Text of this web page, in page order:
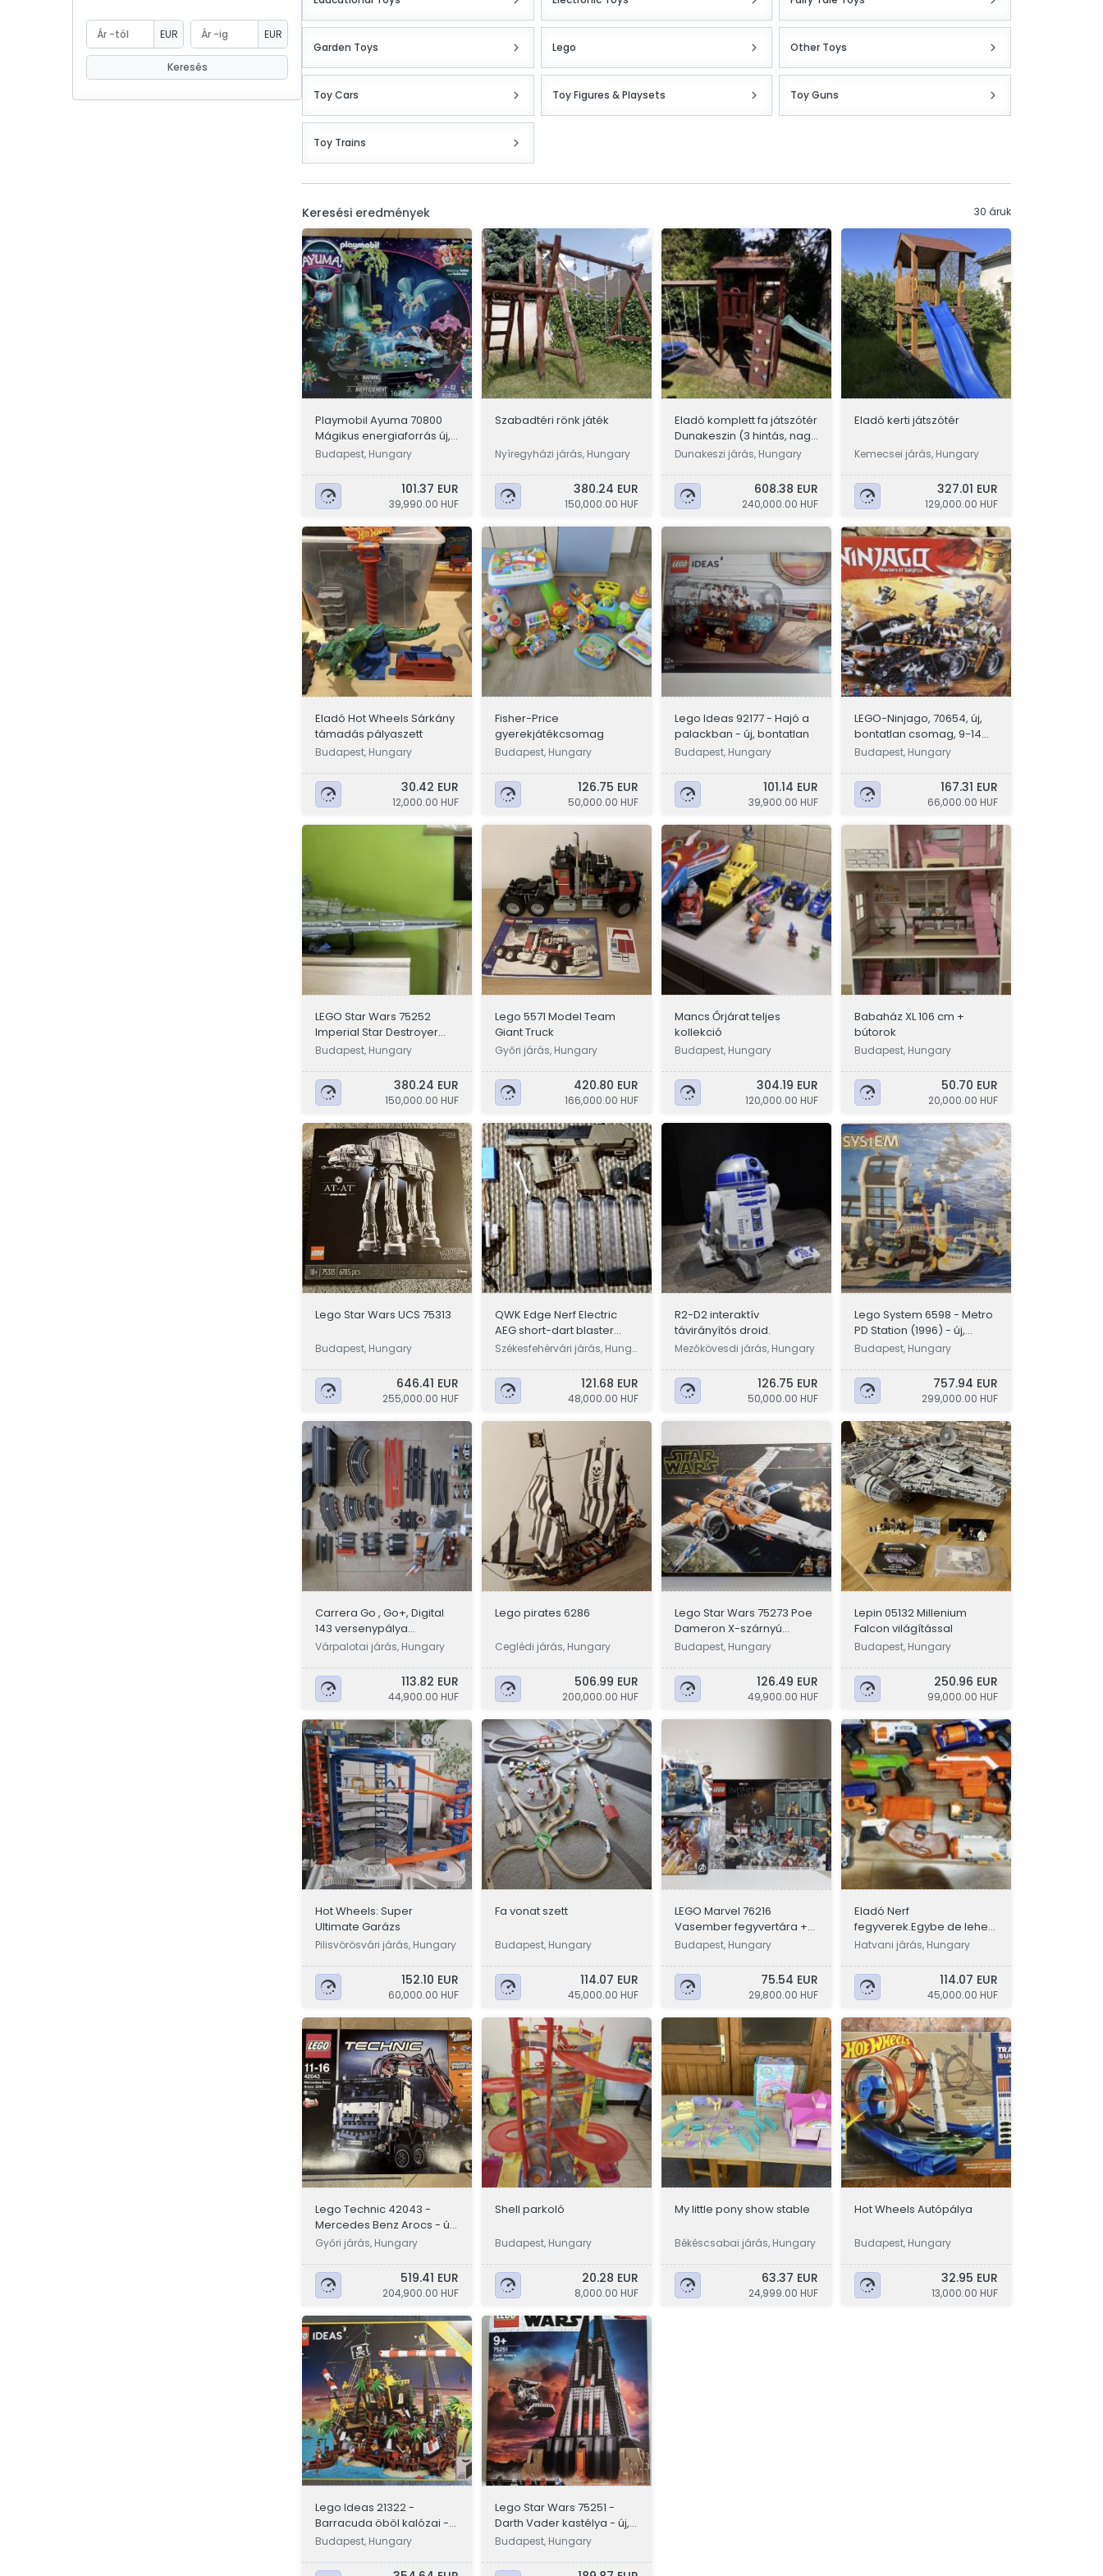
EUR EUR
Keresés
Garden Toys Lego Other Toys
Toy Cars Toy Figures & Playsets Toy Guns
Toy Trains
Keresési eredmények 30 áruk
Playmobil Ayuma 70800
Mágikus energiaforrás új,
bontatlan
Budapest, Hungary
101.37 EUR
39,990.00 HUF
Szabadtéri rönk játék
Nyíregyházi járás, Hungary
380.24 EUR
150,000.00 HUF
Eladó komplett fa játszótér
Dunakeszin (3 hintás, nagy
csúszdás)
Dunakeszi járás, Hungary
608.38 EUR
240,000.00 HUF
Eladó kerti játszótér
Kemecsei járás, Hungary
327.01 EUR
129,000.00 HUF
Eladó Hot Wheels Sárkány
támadás pályaszett
Budapest, Hungary
30.42 EUR
12,000.00 HUF
Fisher-Price
gyerekjátékcsomag
Budapest, Hungary
126.75 EUR
50,000.00 HUF
Lego Ideas 92177 - Hajó a
palackban - új, bontatlan
Budapest, Hungary
101.14 EUR
39,900.00 HUF
LEGO-Ninjago, 70654, új,
bontatlan csomag, 9-14
éveseknek
Budapest, Hungary
167.31 EUR
66,000.00 HUF
LEGO Star Wars 75252
Imperial Star Destroyer
UCS szett
Budapest, Hungary
380.24 EUR
150,000.00 HUF
Lego 5571 Model Team
Giant Truck
Győri járás, Hungary
420.80 EUR
166,000.00 HUF
Mancs Őrjárat teljes
kollekció
Budapest, Hungary
304.19 EUR
120,000.00 HUF
Babaház XL 106 cm +
bútorok
Budapest, Hungary
50.70 EUR
20,000.00 HUF
Lego Star Wars UCS 75313
Budapest, Hungary
646.41 EUR
255,000.00 HUF
QWK Edge Nerf Electric
AEG short-dart blaster
szivacslövő játékpuska
Székesfehérvári járás, Hung
121.68 EUR
48,000.00 HUF
R2-D2 interaktív
távirányítós droid.
Mezőkövesdi járás, Hungary
126.75 EUR
50,000.00 HUF
Lego System 6598 - Metro
PD Station (1996) - új,
bontatlan
Budapest, Hungary
757.94 EUR
299,000.00 HUF
Carrera Go , Go+, Digital
143 versenypálya
autóverseny slot car
Várpalotai járás, Hungary
113.82 EUR
44,900.00 HUF
Lego pirates 6286
Ceglédi járás, Hungary
506.99 EUR
200,000.00 HUF
Lego Star Wars 75273 Poe
Dameron X-szárnyú
vadászgépe - új,
Budapest, Hungary
126.49 EUR
49,900.00 HUF
Lepin 05132 Millenium
Falcon világítással
Budapest, Hungary
250.96 EUR
99,000.00 HUF
Hot Wheels: Super
Ultimate Garázs
Pilisvörösvári járás, Hungary
152.10 EUR
60,000.00 HUF
Fa vonat szett
Budapest, Hungary
114.07 EUR
45,000.00 HUF
LEGO Marvel 76216
Vasember fegyvertára +
76203 + 30452 Bontatlan Új
Budapest, Hungary
75.54 EUR
29,800.00 HUF
Eladó Nerf
fegyverek.Egybe de lehet
külön-külön is
Hatvani járás, Hungary
114.07 EUR
45,000.00 HUF
Lego Technic 42043 -
Mercedes Benz Arocs - új
bontatlan
Győri járás, Hungary
519.41 EUR
204,900.00 HUF
Shell parkoló
Budapest, Hungary
20.28 EUR
8,000.00 HUF
My little pony show stable
Békéscsabai járás, Hungary
63.37 EUR
24,999.00 HUF
Hot Wheels Autópálya
Budapest, Hungary
32.95 EUR
13,000.00 HUF
Lego Ideas 21322 -
Barracuda öböl kalózai -
új, bontatlan
Budapest, Hungary
Lego Star Wars 75251 -
Darth Vader kastélya - új,
bontatlan
Budapest, Hungary